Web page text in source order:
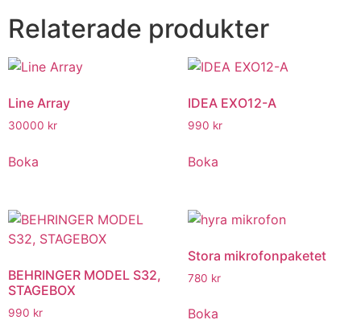
Relaterade produkter
Line Array
30000 kr
Boka
IDEA EXO12-A
990 kr
Boka
BEHRINGER MODEL S32,
STAGEBOX
990 kr
Stora mikrofonpaketet
780 kr
Boka